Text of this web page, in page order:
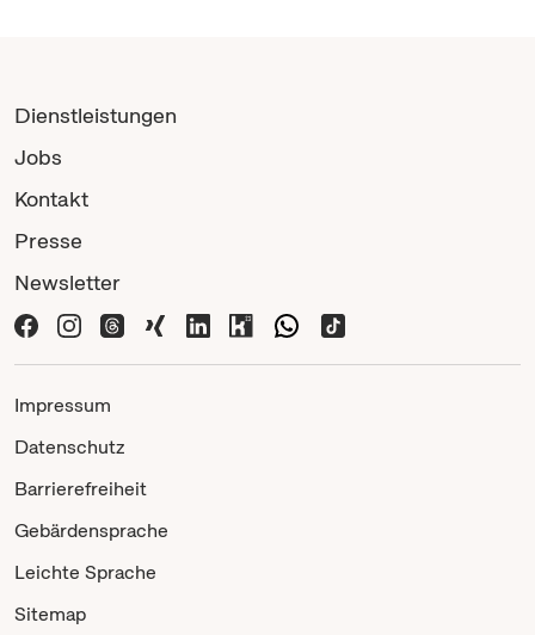
Dienstleistungen
Jobs
Kontakt
Presse
Newsletter
Impressum
Datenschutz
Barrierefreiheit
Gebärdensprache
Leichte Sprache
Sitemap